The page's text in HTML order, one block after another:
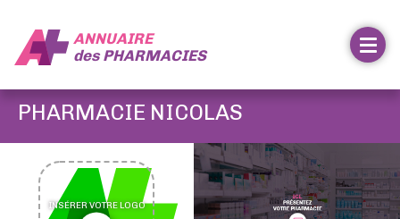
ANNUAIRE
desPHARMACIES
PHARMACIE NICOLAS
INSÉRER VOTRE LOGO